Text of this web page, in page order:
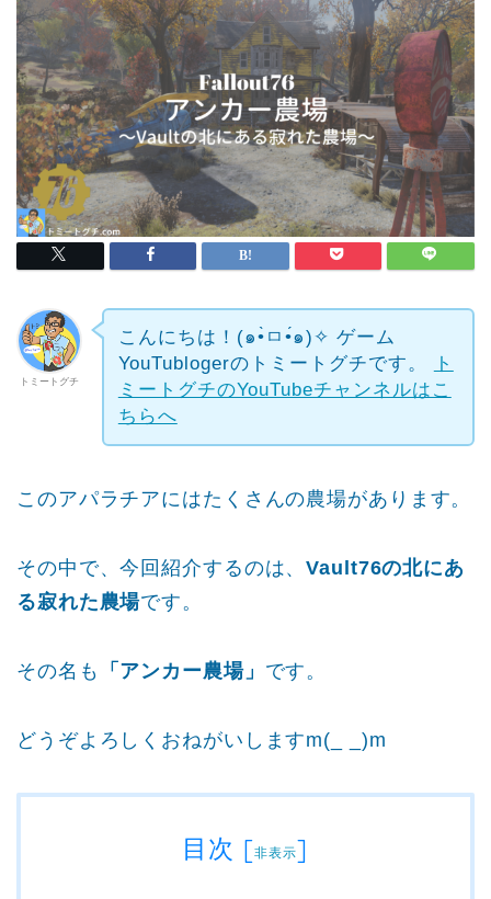
トミートグチ
こんにちは！(๑•̀ㅁ•́๑)✧ ゲーム
YouTublogerのトミートグチです。
ト
ミートグチのYouTubeチャンネルはこ
ちらへ
このアパラチアにはたくさんの農場があります。
その中で、今回紹介するのは、Vault76の北にあ
る寂れた農場です。
その名も 「アンカー農場」 です。
どうぞよろしくおねがいしますm(_ _)m
目次 [非表示]